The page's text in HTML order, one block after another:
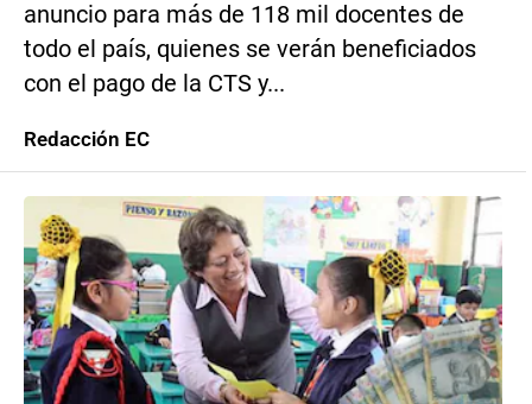
anuncio para más de 118 mil docentes de
todo el país, quienes se verán beneficiados
con el pago de la CTS y...
Redacción EC